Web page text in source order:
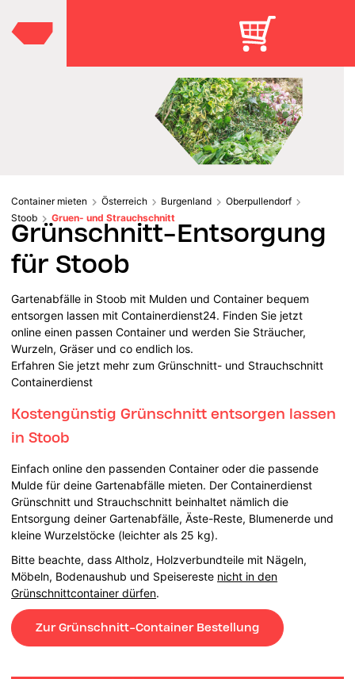
Container mieten Österreich Burgenland
Oberpullendorf
Stoob
Gruen- und Strauchschnitt
Grünschnitt-Entsorgung
für Stoob
Gartenabfälle in Stoob mit Mulden und Container bequem
entsorgen lassen mit Containerdienst24. Finden Sie jetzt
online einen passen Container und werden Sie Sträucher,
Wurzeln, Gräser und co endlich los.
Erfahren Sie jetzt mehr zum Grünschnitt- und Strauchschnitt
Containerdienst
Kostengünstig Grünschnitt entsorgen lassen
in Stoob
Einfach online den passenden Container oder die passende
Mulde für deine Gartenabfälle mieten. Der Containerdienst
Grünschnitt und Strauchschnitt beinhaltet nämlich die
Entsorgung deiner Gartenabfälle, Äste-Reste, Blumenerde und
kleine Wurzelstöcke (leichter als 25 kg).
Bitte beachte, dass Altholz, Holzverbundteile mit Nägeln,
Möbeln, Bodenaushub und Speisereste nicht in den
Grünschnittcontainer dürfen.
Zur Grünschnitt-Container Bestellung